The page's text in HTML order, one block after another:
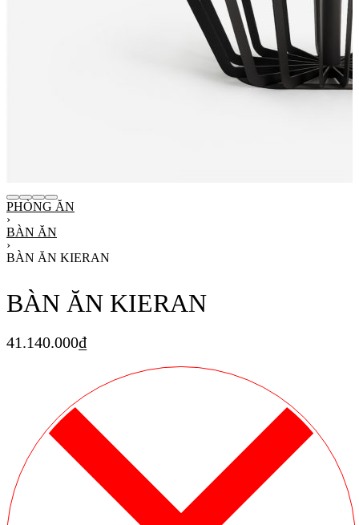
PHÒNG ĂN
›
BÀN ĂN
›
BÀN ĂN KIERAN
BÀN ĂN KIERAN
41.140.000₫